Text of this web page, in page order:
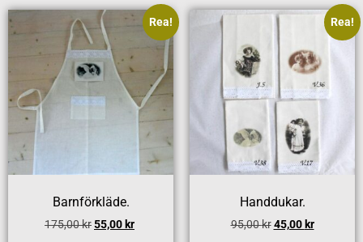
Rea!
Barnförkläde.
175,00kr55,00 kr
Rea!
Handdukar.
95,00kr 45,00 kr